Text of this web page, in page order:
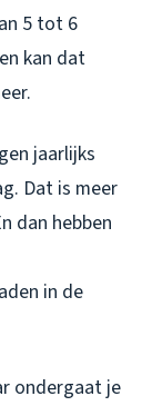
5 tot 6
kan dat
jaarlijks
Dat is meer
dan hebben
in de
ondergaat je